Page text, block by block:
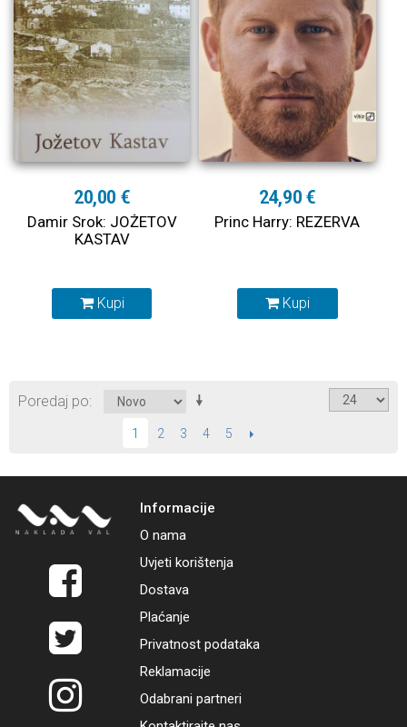
20,00 €
Damir Srok: JOŽETOV
KASTAV
Kupi
24,90 €
Princ Harry: REZERVA
Kupi
Poredaj po
1 2 3 4 5 SLIJEDEĆI
Informacije
O nama
Uvjeti korištenja
Dostava
Plaćanje
Privatnost podataka
Reklamacije
Odabrani partneri